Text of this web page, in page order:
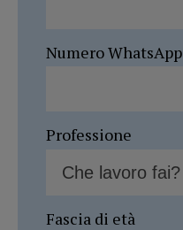
Numero WhatsApp
Professione
Fascia di età